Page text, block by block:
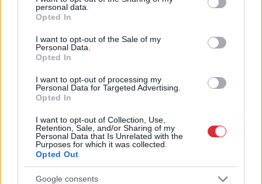
grant or deny consent to Google and its third-party tags to
use your data for below specified purposes in below Google
consent section.
personal data.
Opted In
I want to opt-out of the Sale of my
Personal Data.
Opted In
I want to opt-out of processing my
Personal Data for Targeted Advertising.
Opted In
I want to opt-out of Collection, Use,
Retention, Sale, and/or Sharing of my
Personal Data that Is Unrelated with the
Purposes for which it was collected.
Opted Out
Google consents
“Mēs turpināmies!” Kaspars
Zemītis ar lepnumu atrāda
savu jauno statusu
LASĪTĀKIE
Nosaukti nāvējošākie automobiļi uz
ceļiem: turam īkšķus, lai neatrodi sarakstā
savu auto